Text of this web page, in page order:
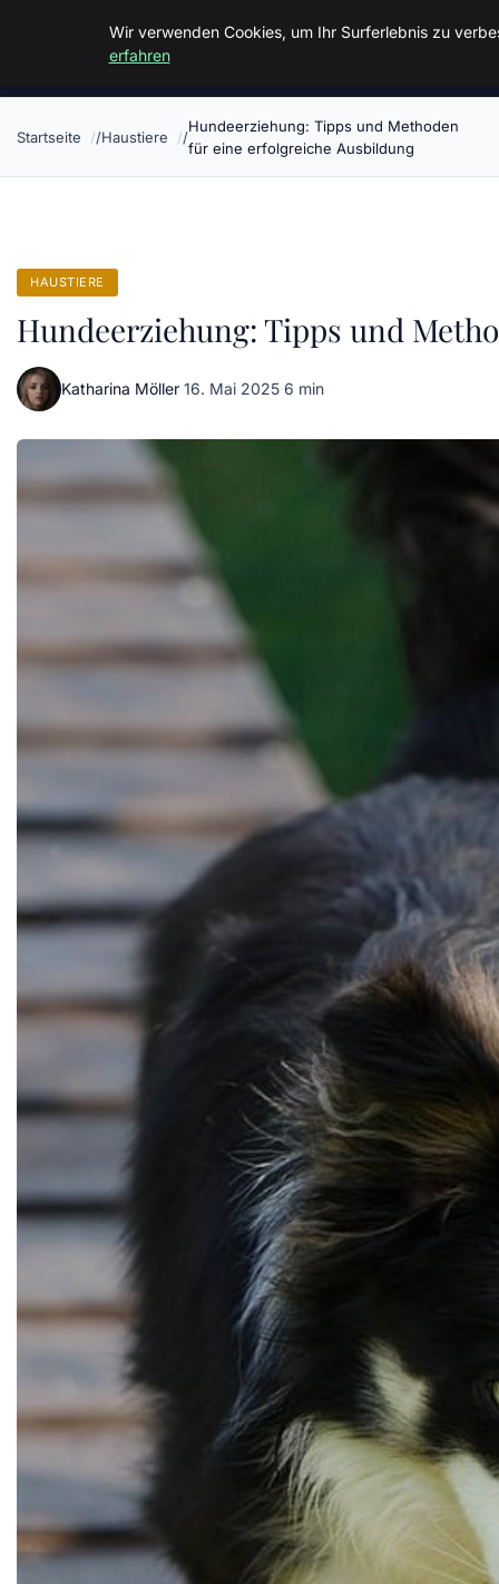
Malzminden
Startseite Haustiere
Hundeerziehung: Tipps und Methoden
für eine erfolgreiche Ausbildung
HAUSTIERE
Hundeerziehung: Tipps und
Katharina Möller·16. Mai 2025·6 min
Wir verwenden Cookies, um Ihr Surferlebnis zu
erfahren